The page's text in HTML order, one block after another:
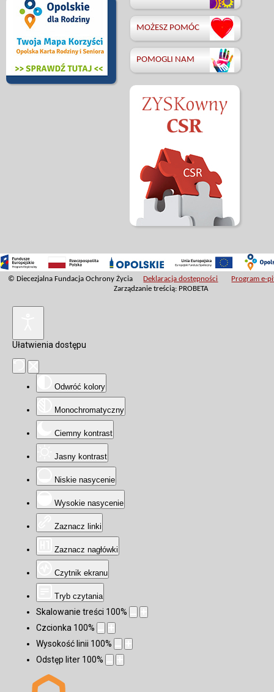
MOŻESZ POMÓC
POMOGLI NAM
© Diecezjalna Fundacja Ochrony Życia Deklaracja dostępności
Program e-
Zarządzanie treścią: PROBETA
Ułatwienia dostępu
Odwróć kolory
Monochromatyczny
Ciemny kontrast
Jasny kontrast
Niskie nasycenie
Wysokie nasycenie
Zaznacz linki
Zaznacz nagłówki
Czytnik ekranu
Tryb czytania
Skalowanie treści 100%
Czcionka 100%
Wysokość linii 100%
Odstęp liter 100%